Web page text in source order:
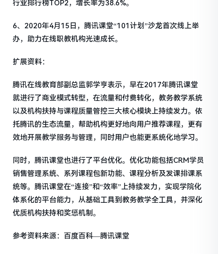
行业排行榜TOP2，增长率为38.6%。
6、2020年4月15日，腾讯课堂“101计划”沙龙首次线上举
办，助力在线职教机构光速成长。
扩展资料：
腾讯在线教育部副总监郭学亨表示，早在2017年腾讯课堂
就进行了商业模式转型，在流量和付费转化，教务教学系统
以及机构扶持与课程质量管控三大核心模块上持续发力。依
托腾讯的生态流量，帮助机构更好地向用户推荐课程，更有
效地开展教学服务与管理，同时用户也能更系统化地学习。
同时，腾讯课堂也进行了平台优化。优化功能包括CRM学员
销售管理系统、系列课程包新功能、课程分析及发课排课系
统等。腾讯课堂在“连接”和“效率”上持续发力，实现学院化
体系化的平台能力，从基础工具到教务教学全工具，并深化
优质机构扶持和奖惩机制。
参考资料来源：百度百科—腾讯课堂